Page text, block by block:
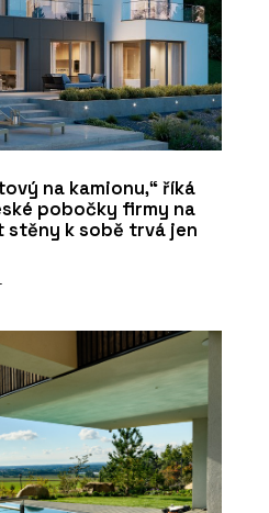
na kamionu,“ říká
pobočky firmy na
k sobě trvá jen